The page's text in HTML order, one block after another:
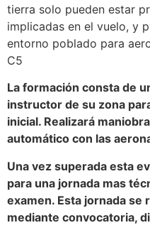
tierra solo pueden estar
implicadas en el vuelo, y
entorno poblado para
C5
La formación consta de
instructor de su zona
inicial. Realizará
automático con las
Una vez superada esta
para una jornada mas
examen. Esta jornada se
mediante convocatoria,